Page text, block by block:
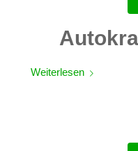
Weiterlesen